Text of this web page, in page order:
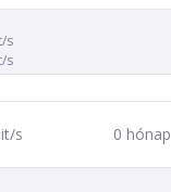
s
s
s 0 hónap